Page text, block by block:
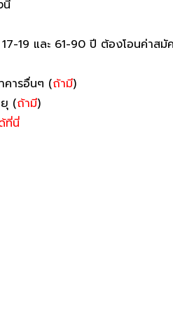
นี้
19 และ 61-90 ปี ต้องโอนค่าส
คารอื่นๆ (ถ้ามี)
(ถ้ามี)
ที่นี่